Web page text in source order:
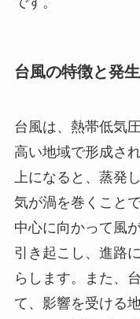
台風の特徴と発
台風は、熱帯低気
高い地域で形成さ
上になると、蒸発
気が渦を巻くこと
中心に向かって風
引き起こし、進路
らします。また、
て、影響を受ける